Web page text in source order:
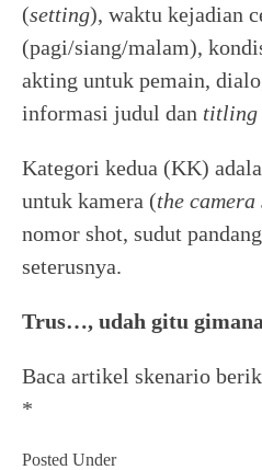
(setting), waktu kejadian
(pagi/siang/malam),
akting untuk pemain,
informasi judul dan titling
Kategori kedua (KK)
untuk kamera (the
nomor shot, sudut
seterusnya.
Trus…, udah gitu
Baca artikel skenario
*
Posted Under